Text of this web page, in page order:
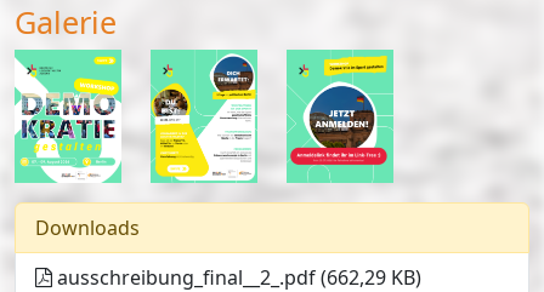
Galerie
Downloads
ausschreibung_final__2_.pdf (662,29 KB)